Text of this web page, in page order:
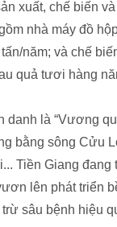
xuất, chế biến
nhà máy đồ
năm; và chế
quả tươi hàng
là “Vương
bằng sông Cửu
Tiền Giang
lên phát triển
sâu bệnh hiệu